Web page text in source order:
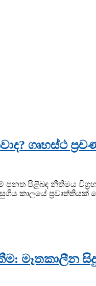
ගෘහස්ථ
පනත පිළිබඳ නීතිමය
කාලයේ ප්‍රවෘත්තියක්
මෑතකාලීන